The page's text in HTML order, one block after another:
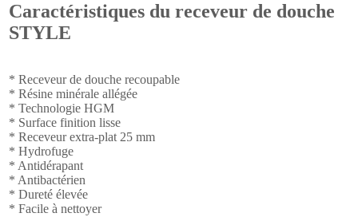
Caractéristiques du receveur de douche
STYLE
* Receveur de douche recoupable
* Résine minérale allégée
* Technologie HGM
* Surface finition lisse
* Receveur extra-plat 25 mm
* Hydrofuge
* Antidérapant
* Antibactérien
* Dureté élevée
* Facile à nettoyer